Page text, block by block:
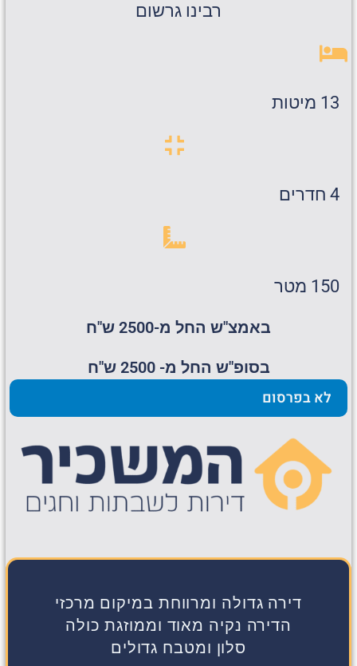
רבינו גרשום
13 מיטות
4 חדרים
150 מטר
באמצ"ש החל מ-2500 ש"ח
בסופ"ש החל מ- 2500 ש"ח
לא בפרסום
דירה גדולה ומרווחת במיקום מרכזי
הדירה נקיה מאוד וממוזגת כולה
סלון ומטבח גדולים